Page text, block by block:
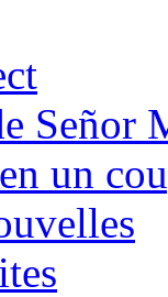
Señor
un